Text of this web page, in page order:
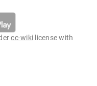
cc-wiki license with